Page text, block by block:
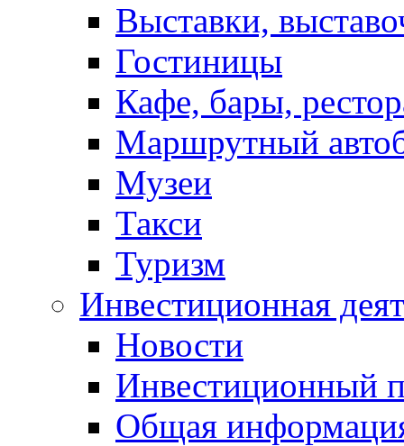
Выставки,
Гостиницы
Кафе, бары,
Маршрутный
Музеи
Такси
Туризм
Инвестиционная
Новости
Инвестиционный
Общая